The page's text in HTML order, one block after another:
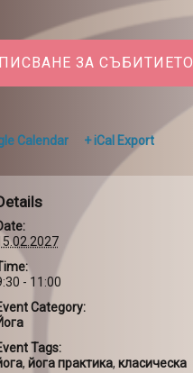
ЗА СЪБИТИЕТО
Calendar + iCal Export
- 11:00
Category:
Tags:
, йога практика, класическа